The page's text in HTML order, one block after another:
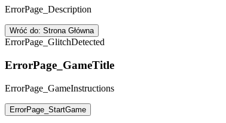
ErrorPage_Description
Wróć do: Strona Główna
ErrorPage_GlitchDetected
ErrorPage_GameTitle
ErrorPage_GameInstructions
ErrorPage_StartGame